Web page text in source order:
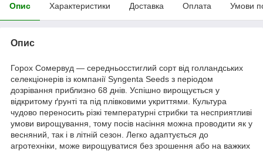
Опис Характеристики Доставка Оплата Умови
Опис
Горох Сомервуд — середньосстиглий сорт від голландських
селекціонерів із компанії Syngenta Seeds з періодом
дозрівання приблизно 68 днів. Успішно вирощується у
відкритому ґрунті та під плівковими укриттями. Культура
чудово переносить різкі температурні стрибки та несприятливі
умови вирощування, тому посів насіння можна проводити як у
весняний, так і в літній сезон. Легко адаптується до
агротехніки, може вирощуватися без зрошення або на важких